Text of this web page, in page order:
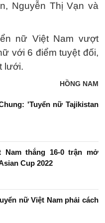
Nguyễn Thị Vạn và
nữ Việt Nam vượt
với 6 điểm tuyệt đối,
lưới.
HỒNG NAM
'Tuyển nữ Tajikistan
Nam thắng 16-0 trận mở
Cup 2022
nữ Việt Nam phải cách